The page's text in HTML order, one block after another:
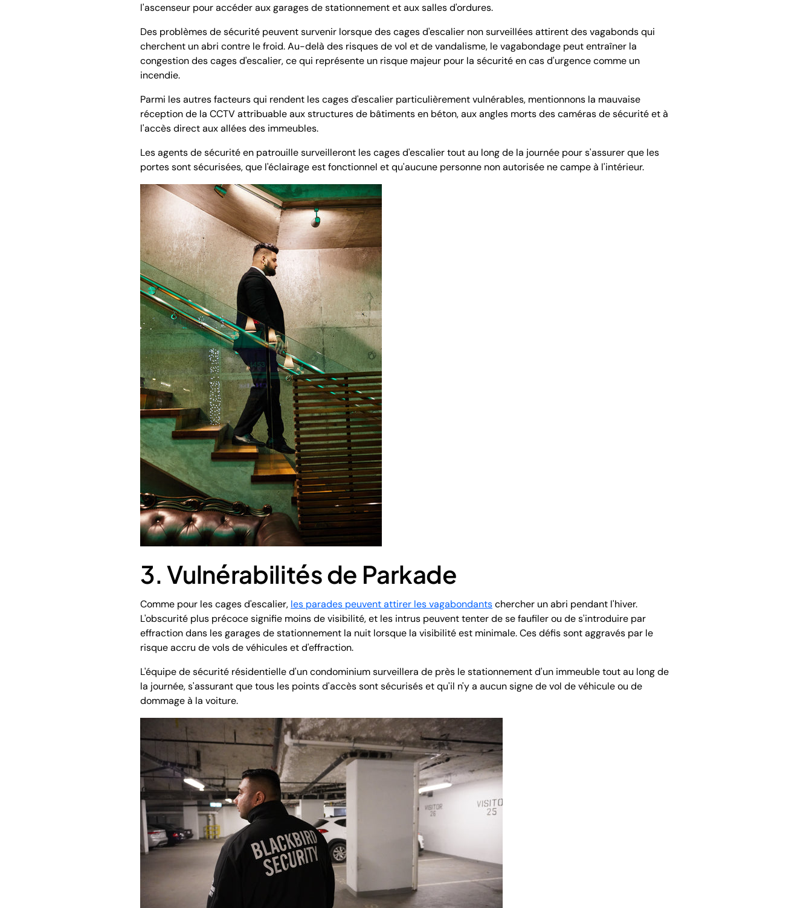
l'ascenseur pour accéder aux garages de stationnement et aux salles d'ordures.
Des problèmes de sécurité peuvent survenir lorsque des cages d'escalier non surveillées attirent des vagabonds qui
cherchent un abri contre le froid. Au-delà des risques de vol et de vandalisme, le vagabondage peut entraîner la
congestion des cages d'escalier, ce qui représente un risque majeur pour la sécurité en cas d'urgence comme un
incendie.
Parmi les autres facteurs qui rendent les cages d'escalier particulièrement vulnérables, mentionnons la mauvaise
réception de la CCTV attribuable aux structures de bâtiments en béton, aux angles morts des caméras de sécurité et à
l'accès direct aux allées des immeubles.
Les agents de sécurité en patrouille surveilleront les cages d'escalier tout au long de la journée pour s'assurer que les
portes sont sécurisées, que l'éclairage est fonctionnel et qu'aucune personne non autorisée ne campe à l'intérieur.
3. Vulnérabilités de Parkade
Comme pour les cages d'escalier, les parades peuvent attirer les vagabondantschercher un abri pendant l'hiver.
L'obscurité plus précoce signifie moins de visibilité, et les intrus peuvent tenter de se faufiler ou de s'introduire par
effraction dans les garages de stationnement la nuit lorsque la visibilité est minimale. Ces défis sont aggravés par le
risque accru de vols de véhicules et d'effraction.
L'équipe de sécurité résidentielle d'un condominium surveillera de près le stationnement d'un immeuble tout au long de
la journée, s'assurant que tous les points d'accès sont sécurisés et qu'il n'y a aucun signe de vol de véhicule ou de
dommage à la voiture.